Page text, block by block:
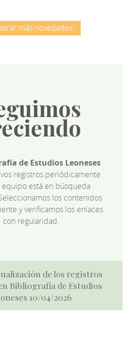
más novedades
de Estudios Leoneses
registros periódicamente.
está en búsqueda
los contenidos
y verificamos los enlaces
con regularidad.
de los registros
Bibliografía de Estudios
10/04/2026